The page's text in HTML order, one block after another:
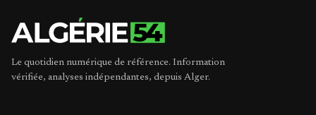
Le quotidien numérique de référence. Information
vérifiée, analyses indépendantes, depuis Alger.